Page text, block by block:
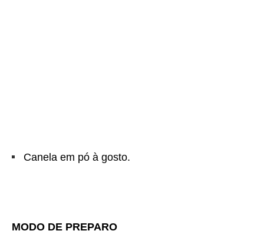
Canela em pó à gosto.
MODO DE PREPARO